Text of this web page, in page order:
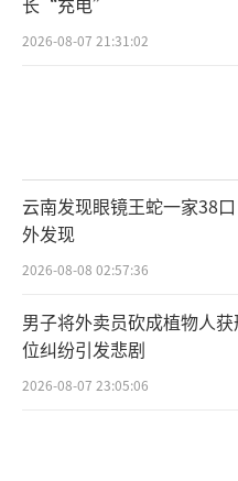
还有可能持续。
止集会，尽量减少外
此前，广东梅州
黑龙江、鄱阳湖纷
号，也值得我们当心。
这意味着，预警
2026-08-07 21:31:02
云南发现眼镜王蛇一家38
外发现
2026-08-08 02:57:36
男子将外卖员砍成植物人
位纠纷引发悲剧
2026-08-07 23:05:06